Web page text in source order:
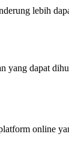
lebih
yang dapat
online